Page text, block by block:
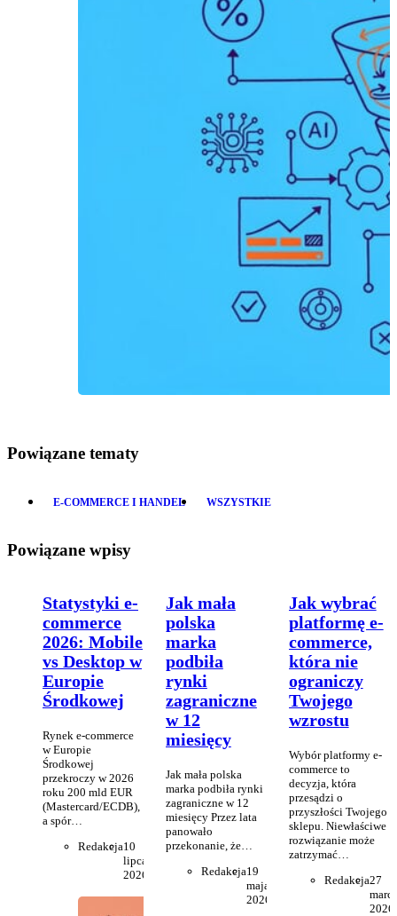
Powiązane tematy
E-COMMERCE I HANDEL WSZYSTKIE
Powiązane wpisy
Statystyki e-
commerce
2026: Mobile
vs Desktop w
Europie
Środkowej
Rynek e-commerce
w Europie
Środkowej
przekroczy w 2026
roku 200 mld EUR
(Mastercard/ECDB),
a spór…
Redakcja10
lipca
2026
Jak mała
polska
marka
podbiła
rynki
zagraniczne
w 12
miesięcy
Jak mała polska
marka podbiła rynki
zagraniczne w 12
miesięcy Przez lata
panowało
przekonanie, że…
Redakcja19
maja
2026
Jak wybrać
platformę e-
commerce,
która nie
ograniczy
Twojego
wzrostu
Wybór platformy e-
commerce to
decyzja, która
przesądzi o
przyszłości Twojego
sklepu. Niewłaściwe
rozwiązanie może
zatrzymać…
Redakcja27
marca
2026